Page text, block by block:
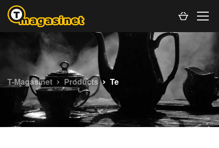
T-Magasinet Products Te